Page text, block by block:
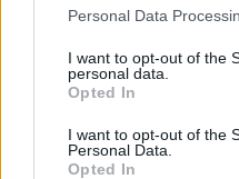
Please note that this
not limited to your visit or
grant or deny consent to
use your data for below
consent section.
Personal Data
I want to opt-out of the
personal data.
Opted In
I want to opt-out of the
Personal Data.
Opted In